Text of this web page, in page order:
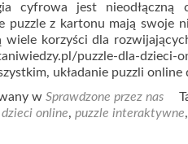
cyfrowa jest nieodłączną
puzzle z kartonu mają swoje
wiele korzyści dla
puzzle-dla-
układanie puzzli
w Sprawdzone przez nas
online, puzzle interaktywne,